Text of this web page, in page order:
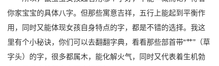
你家宝宝的具体八字。但那些寓意吉祥，五行上能起到平衡作
用，同时又能体现女孩自身特点的字，都是不错的选择。我这
里有个小秘诀，你们可以去翻翻字典，看看那些部首带“艹”（草
字头）的字，很多都属木，能化解火气，同时又代表着生机勃